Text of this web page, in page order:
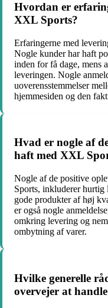
Hvordan er
XXL Sports?
Erfaringerne med
Nogle kunder har haft
inden for få dage, mens
leveringen. Nogle
uoverensstemmelser
hjemmesiden og den
Hvad er nogle af
haft med XXL
Nogle af de positive
Sports, inkluderer hurtig
gode produkter af høj
er også nogle
omkring levering og
ombytning af varer.
Hvilke generelle
overvejer at